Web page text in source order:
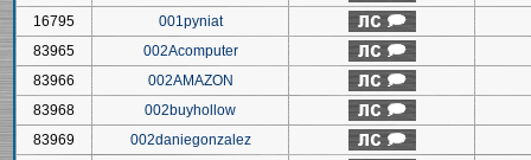
16795
001pyniat
83965
002Acomputer
83966
002AMAZON
83968
002buyhollow
83969
002daniegonzalez